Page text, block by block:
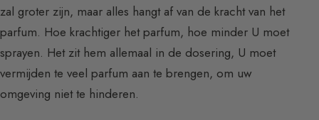
zal groter zijn, maar alles hangt af van de kracht van het
parfum. Hoe krachtiger het parfum, hoe minder U moet
sprayen. Het zit hem allemaal in de dosering, U moet
vermijden te veel parfum aan te brengen, om uw
omgeving niet te hinderen.